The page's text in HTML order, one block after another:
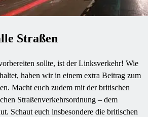
Straßen
sollte, ist der Linksverkehr! Wie
haben wir in einem extra Beitrag zum
Macht euch zudem mit der britischen
Straßenverkehrsordnung – dem
Schaut euch insbesondere die britischen